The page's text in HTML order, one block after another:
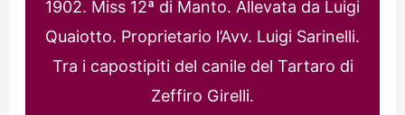
1902. Miss 12ª di Manto. Allevata da Luigi
Quaiotto. Proprietario l’Avv. Luigi Sarinelli.
Tra i capostipiti del canile del Tartaro di
Zeffiro Girelli.